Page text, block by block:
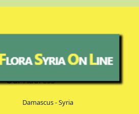
Our Address
Damascus - Syria